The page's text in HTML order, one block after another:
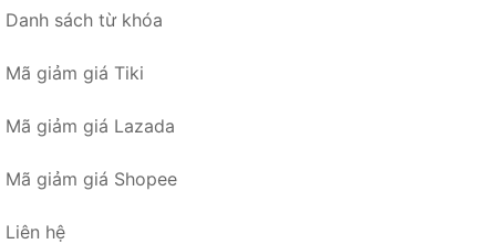
Danh sách từ khóa
Mã giảm giá Tiki
Mã giảm giá Lazada
Mã giảm giá Shopee
Liên hệ